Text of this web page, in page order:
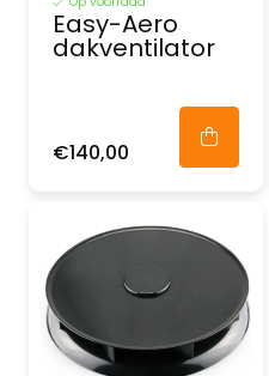
Easy-Aero
dakventilator
€140,00